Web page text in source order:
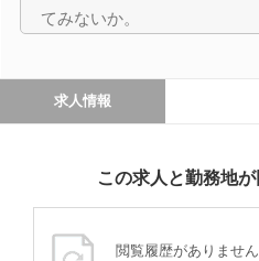
てみないか。
求人情報
この求人と勤務地
閲覧履歴がありませ